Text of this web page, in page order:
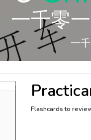
一千零
一
Flashcards to